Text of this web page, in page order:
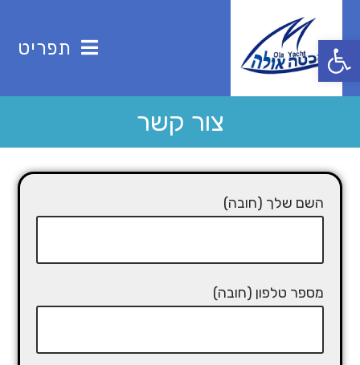
פתח סרגל נגישות תפריט
צור קשר
השם שלך (חובה)
מספר טלפון (חובה)